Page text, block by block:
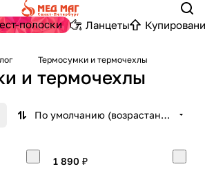
полоски Ланцеты
Термосумки и термочехлы
и термочехлы
По умолчанию (возрастание)
1 890 ₽